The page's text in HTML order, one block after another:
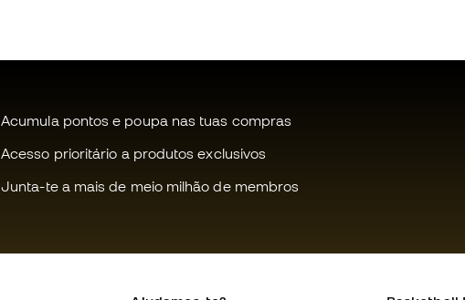
Acumula pontos e poupa nas tuas compras
Acesso prioritário a produtos exclusivos
Junta-te a mais de meio milhão de membros